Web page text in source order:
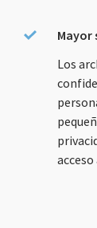
Mayor
Los